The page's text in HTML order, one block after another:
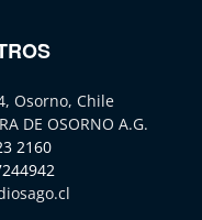
Osorno, Chile
DE OSORNO A.G.
2160